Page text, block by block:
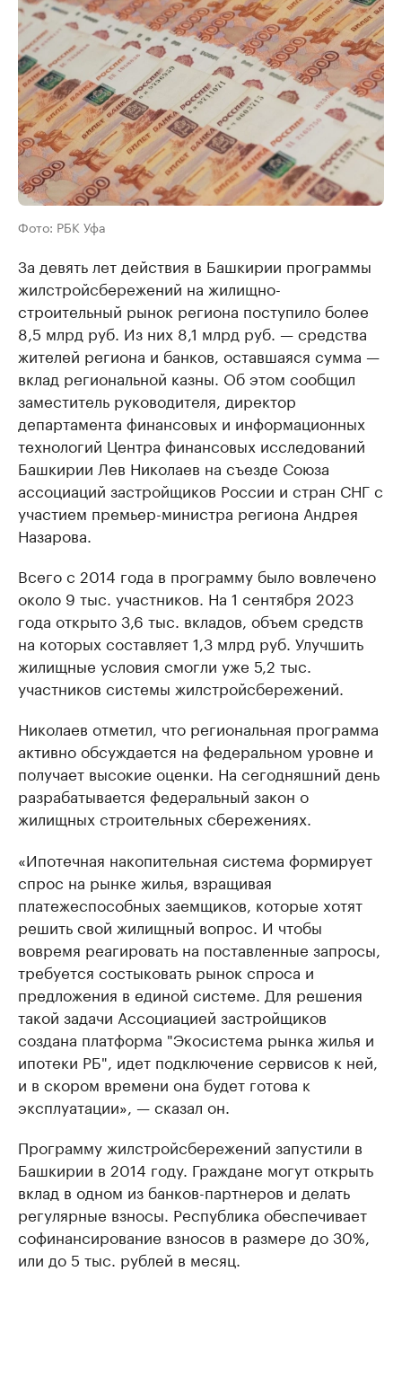
Фото: РБК Уфа
За девять лет действия в Башкирии программы
жилстройсбережений на жилищно-
строительный рынок региона поступило более
8,5 млрд руб. Из них 8,1 млрд руб. — средства
жителей региона и банков, оставшаяся сумма —
вклад региональной казны. Об этом сообщил
заместитель руководителя, директор
департамента финансовых и информационных
технологий Центра финансовых исследований
Башкирии Лев Николаев на съезде Союза
ассоциаций застройщиков России и стран СНГ с
участием премьер-министра региона Андрея
Назарова.
Всего с 2014 года в программу было вовлечено
около 9 тыс. участников. На 1 сентября 2023
года открыто 3,6 тыс. вкладов, объем средств
на которых составляет 1,3 млрд руб. Улучшить
жилищные условия смогли уже 5,2 тыс.
участников системы жилстройсбережений.
Николаев отметил, что региональная программа
активно обсуждается на федеральном уровне и
получает высокие оценки. На сегодняшний день
разрабатывается федеральный закон о
жилищных строительных сбережениях.
«Ипотечная накопительная система формирует
спрос на рынке жилья, взращивая
платежеспособных заемщиков, которые хотят
решить свой жилищный вопрос. И чтобы
вовремя реагировать на поставленные запросы,
требуется состыковать рынок спроса и
предложения в единой системе. Для решения
такой задачи Ассоциацией застройщиков
создана платформа "Экосистема рынка жилья и
ипотеки РБ", идет подключение сервисов к ней,
и в скором времени она будет готова к
эксплуатации», — сказал он.
Программу жилстройсбережений запустили в
Башкирии в 2014 году. Граждане могут открыть
вклад в одном из банков-партнеров и делать
регулярные взносы. Республика обеспечивает
софинансирование взносов в размере до 30%,
или до 5 тыс. рублей в месяц.